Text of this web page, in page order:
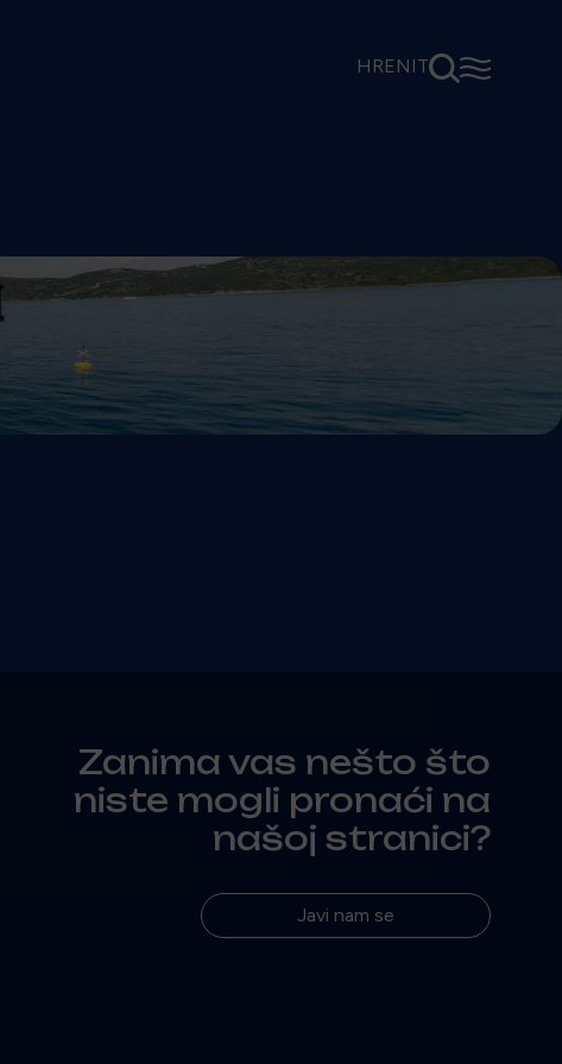
HREN IT⚲☰
te da se i sami uvjerite u kakvim
Zanima vas nešto što
niste mogli pronaći na
našoj stranici?
Javi nam se